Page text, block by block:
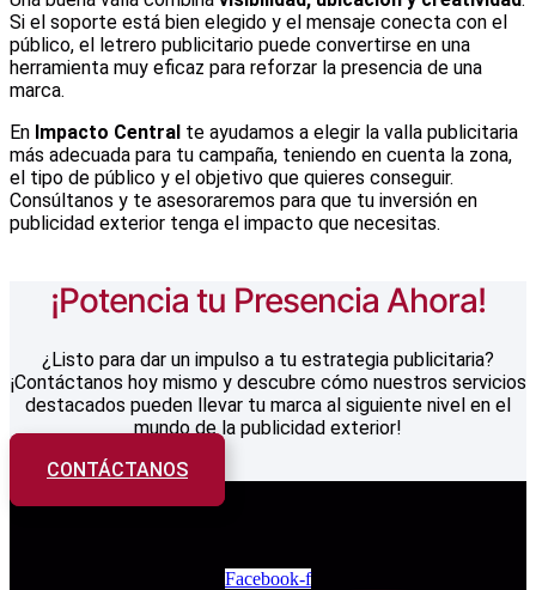
Si el soporte está bien elegido y el mensaje conecta con el
público, el letrero publicitario puede convertirse en una
herramienta muy eficaz para reforzar la presencia de una
marca.
En Impacto Central te ayudamos a elegir la valla publicitaria
más adecuada para tu campaña, teniendo en cuenta la zona,
el tipo de público y el objetivo que quieres conseguir.
Consúltanos y te asesoraremos para que tu inversión en
publicidad exterior tenga el impacto que necesitas.
¡Potencia tu Presencia Ahora!
¿Listo para dar un impulso a tu estrategia publicitaria?
¡Contáctanos hoy mismo y descubre cómo nuestros servicios
destacados pueden llevar tu marca al siguiente nivel en el
mundo de la publicidad exterior!
CONTÁCTANOS
Facebook-f